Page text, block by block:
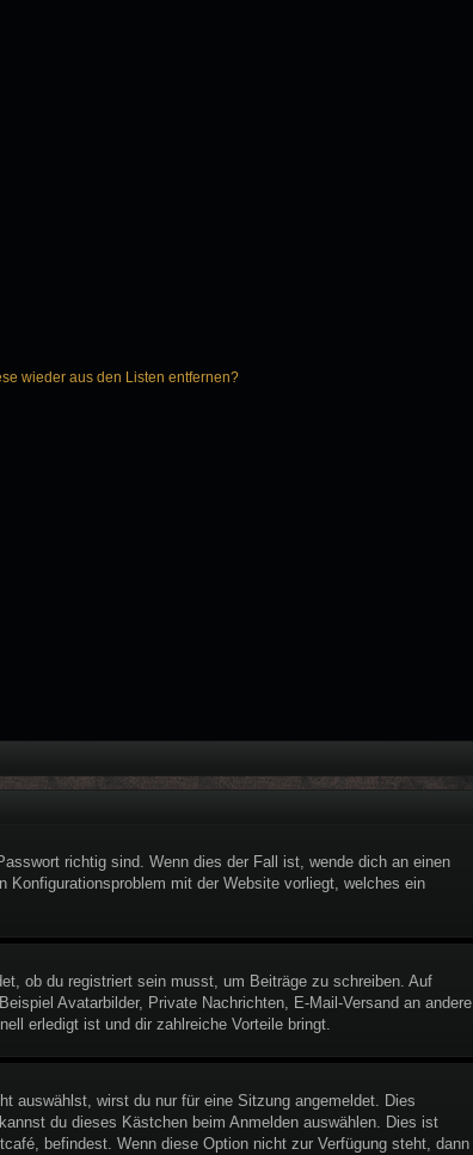
wieder aus den Listen entfernen?
richtig sind. Wenn dies der Fall ist, wende dich an einen
mit der Website vorliegt, welches ein
ob du registriert sein musst, um Beiträge zu schreiben. Auf
Avatarbilder, Private Nachrichten, E-Mail-Versand an andere
erledigt ist und dir zahlreiche Vorteile bringt.
auswählst, wirst du nur für eine Sitzung angemeldet. Dies
du dieses Kästchen beim Anmelden auswählen. Dies ist
befindest. Wenn diese Option nicht zur Verfügung steht, dann